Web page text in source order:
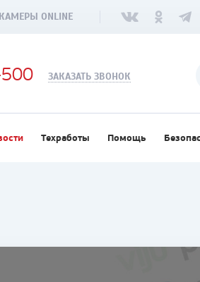
КАМЕРЫ ONLINE
ЗАКАЗАТЬ ЗВОНОК
Техработы Помощь